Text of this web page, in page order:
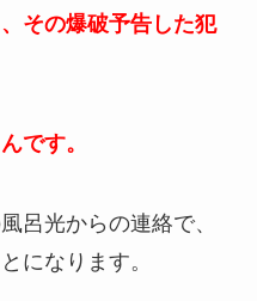
その爆破予告した犯
です。
呂光からの連絡で、
になります。